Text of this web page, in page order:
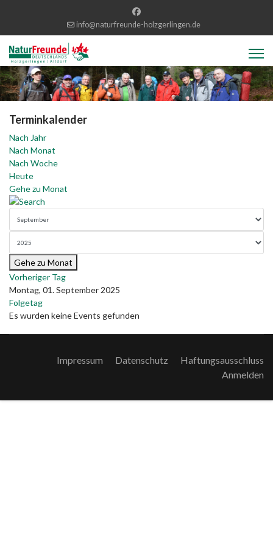
info@naturfreunde-holzgerlingen.de
Terminkalender
Nach Jahr
Nach Monat
Nach Woche
Heute
Gehe zu Monat
Gehe zu Monat
Vorheriger Tag
Montag, 01. September 2025
Folgetag
Es wurden keine Events gefunden
Impressum Datenschutz
Haftungsausschluss
Anmelden